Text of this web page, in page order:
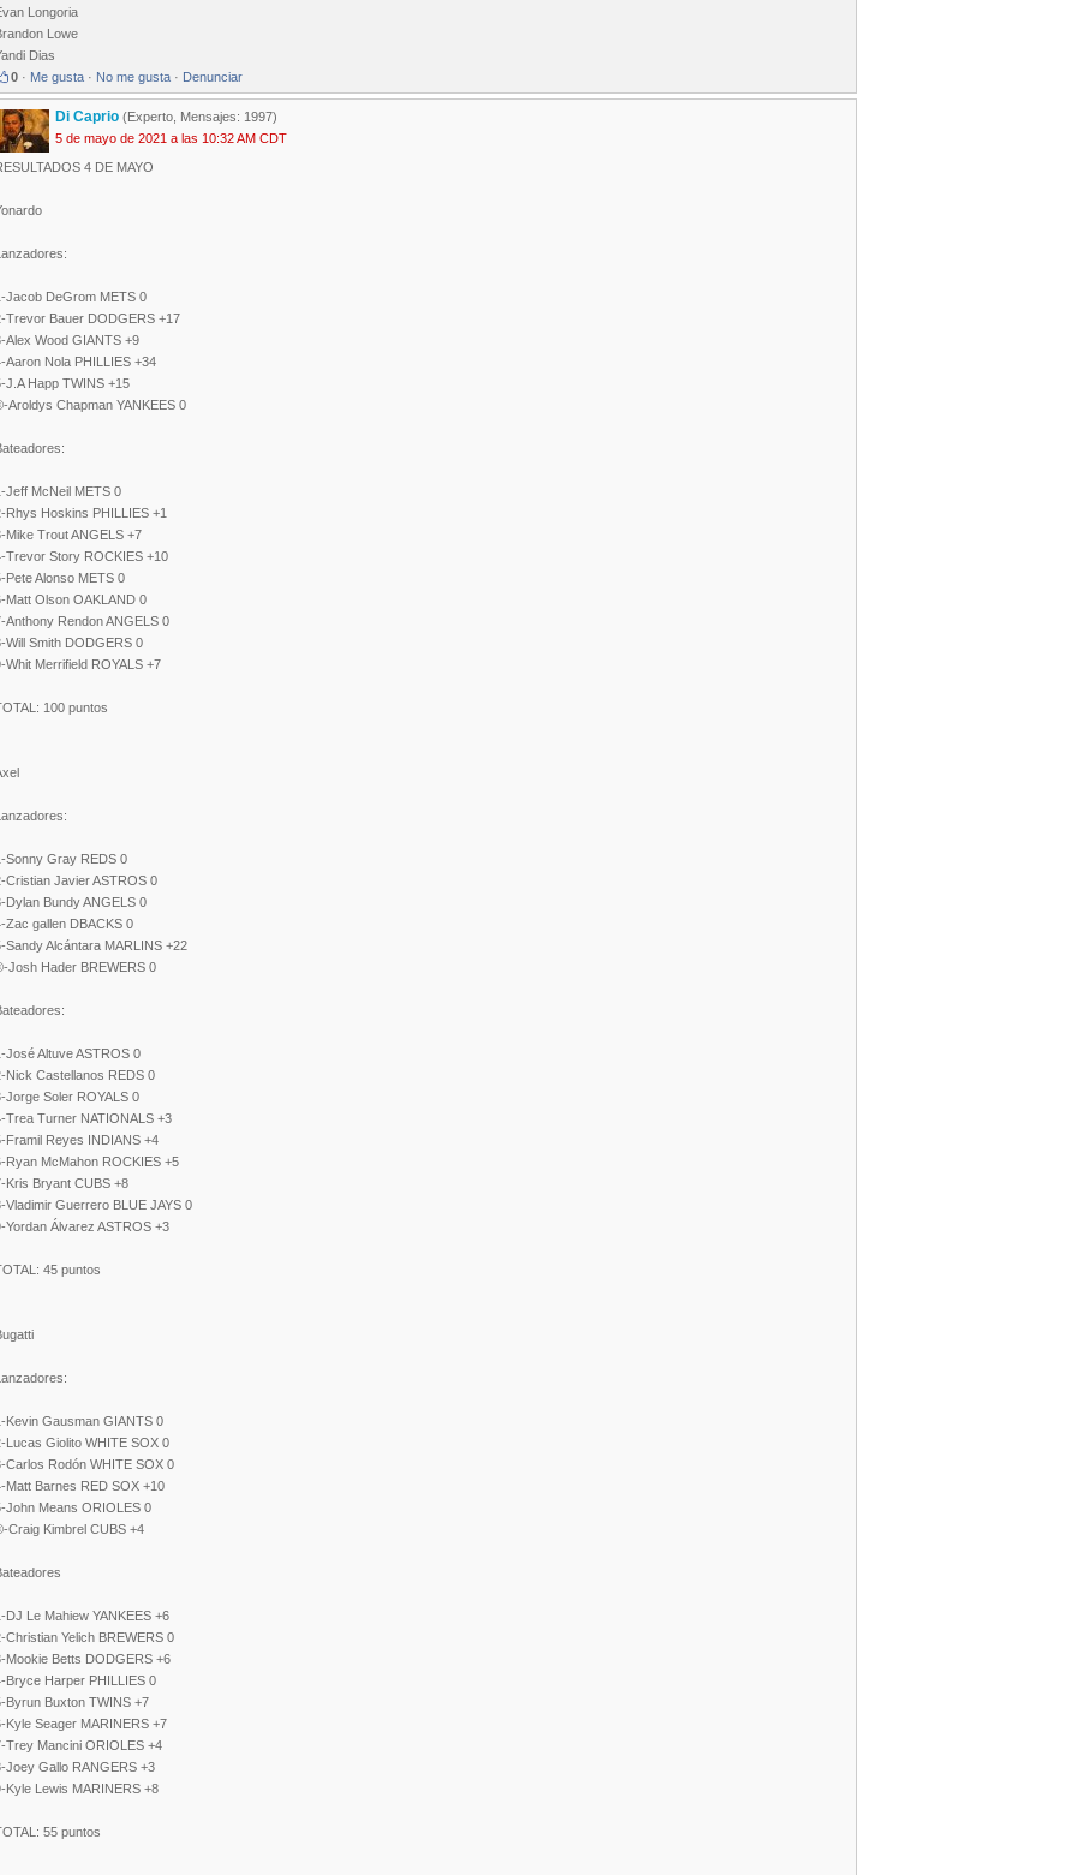
Longoria
Lowe
Dias
0 · Me gusta · No me gusta · Denunciar
Di Caprio (Experto, Mensajes: 1997)
5 de mayo de 2021 a las 10:32 AM CDT
4 DE MAYO
Jacob DeGrom METS 0
Trevor Bauer DODGERS +17
Alex Wood GIANTS +9
Aaron Nola PHILLIES +34
J.A Happ TWINS +15
Aroldys Chapman YANKEES 0
Jeff McNeil METS 0
Rhys Hoskins PHILLIES +1
Mike Trout ANGELS +7
Trevor Story ROCKIES +10
Pete Alonso METS 0
Matt Olson OAKLAND 0
Anthony Rendon ANGELS 0
Will Smith DODGERS 0
Whit Merrifield ROYALS +7
100 puntos
Sonny Gray REDS 0
Cristian Javier ASTROS 0
Dylan Bundy ANGELS 0
Zac gallen DBACKS 0
Sandy Alcántara MARLINS +22
Josh Hader BREWERS 0
José Altuve ASTROS 0
Nick Castellanos REDS 0
Jorge Soler ROYALS 0
Trea Turner NATIONALS +3
Framil Reyes INDIANS +4
Ryan McMahon ROCKIES +5
Kris Bryant CUBS +8
Vladimir Guerrero BLUE JAYS 0
Yordan Álvarez ASTROS +3
45 puntos
Kevin Gausman GIANTS 0
Lucas Giolito WHITE SOX 0
Carlos Rodón WHITE SOX 0
Matt Barnes RED SOX +10
John Means ORIOLES 0
Craig Kimbrel CUBS +4
DJ Le Mahiew YANKEES +6
Christian Yelich BREWERS 0
Mookie Betts DODGERS +6
Bryce Harper PHILLIES 0
Byrun Buxton TWINS +7
Kyle Seager MARINERS +7
Trey Mancini ORIOLES +4
Joey Gallo RANGERS +3
Kyle Lewis MARINERS +8
55 puntos